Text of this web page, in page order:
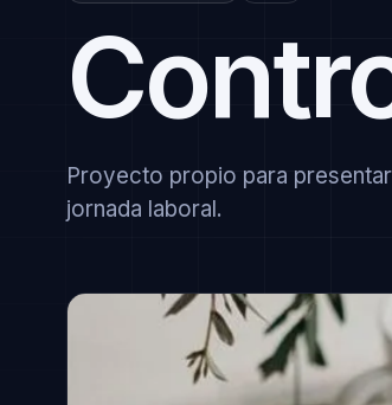
Proyecto propio para
jornada laboral.